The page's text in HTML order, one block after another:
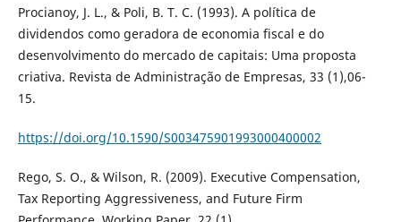
Procianoy, J. L., & Poli, B. T. C. (1993). A política de
dividendos como geradora de economia fiscal e do
desenvolvimento do mercado de capitais: Uma proposta
criativa. Revista de Administração de Empresas, 33 (1),06-
15.
https://doi.org/10.1590/S003475901993000400002
Rego, S. O., & Wilson, R. (2009). Executive Compensation,
Tax Reporting Aggressiveness, and Future Firm